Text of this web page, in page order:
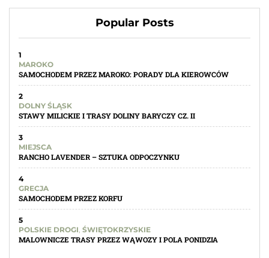
Popular Posts
1
MAROKO
SAMOCHODEM PRZEZ MAROKO: PORADY DLA KIEROWCÓW
2
DOLNY ŚLĄSK
STAWY MILICKIE I TRASY DOLINY BARYCZY CZ. II
3
MIEJSCA
RANCHO LAVENDER – SZTUKA ODPOCZYNKU
4
GRECJA
SAMOCHODEM PRZEZ KORFU
5
POLSKIE DROGI, ŚWIĘTOKRZYSKIE
MALOWNICZE TRASY PRZEZ WĄWOZY I POLA PONIDZIA